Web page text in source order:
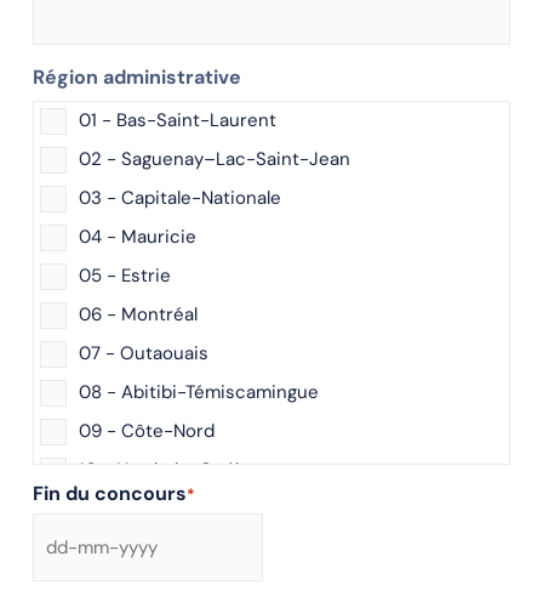
Région administrative
01 - Bas-Saint-Laurent
02 - Saguenay–Lac-Saint-Jean
03 - Capitale-Nationale
04 - Mauricie
05 - Estrie
06 - Montréal
07 - Outaouais
08 - Abitibi-Témiscamingue
09 - Côte-Nord
10 - Nord-du-Québec
11 - Gaspésie–Îles-de-la-Madeleine
12 - Chaudière-Appalaches
Fin du concours*